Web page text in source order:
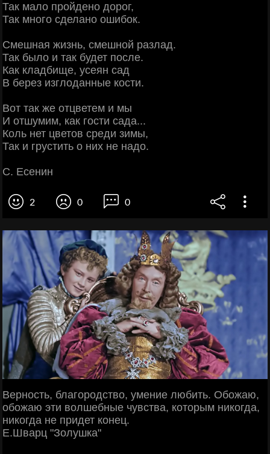
Так мало пройдено дорог,
Так много сделано ошибок.
Смешная жизнь, смешной разлад.
Так было и так будет после.
Как кладбище, усеян сад
В берез изглоданные кости.
Вот так же отцветем и мы
И отшумим, как гости сада...
Коль нет цветов среди зимы,
Так и грустить о них не надо.
С. Есенин
2 0 0
Верность, благородство, умение любить. Обожаю,
обожаю эти волшебные чувства, которым никогда,
никогда не придет конец.
Е.Шварц "Золушка"